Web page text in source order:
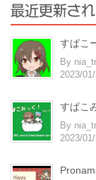
最近更新さ
すぱこ
By
2023/
すぱこ
By
2023/